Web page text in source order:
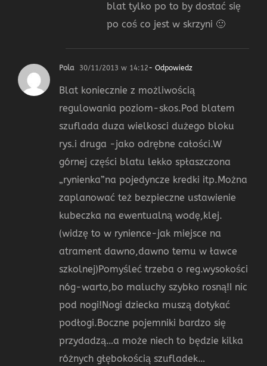
blat tylko po to by dostać się
po coś co jest w skrzyni 🙂
Pola 30/11/2013 w 14:12- Odpowiedz
Blat koniecznie z możliwością
regulowania poziom-skos.Pod blatem
szuflada duza wielkosci dużego bloku
rys.i druga -jako odrębne całości.W
górnej części blatu lekko spłaszczona
„rynienka”na pojedyncze kredki itp.Można
zaplanować też bezpieczne ustawienie
kubeczka na ewentualną wodę,klej.
(widzę to w rynience-jak miejsce na
atrament dawno,dawno temu w ławce
szkolnej)Pomyśleć trzeba o reg.wysokości
nóg-warto,bo maluchy szybko rosną!I nic
pod nogi!Nogi dziecka muszą dotykać
podłogi.Boczne pojemniki bardzo się
przydadzą…a może niech to będzie kilka
różnych głębokością szufladek…